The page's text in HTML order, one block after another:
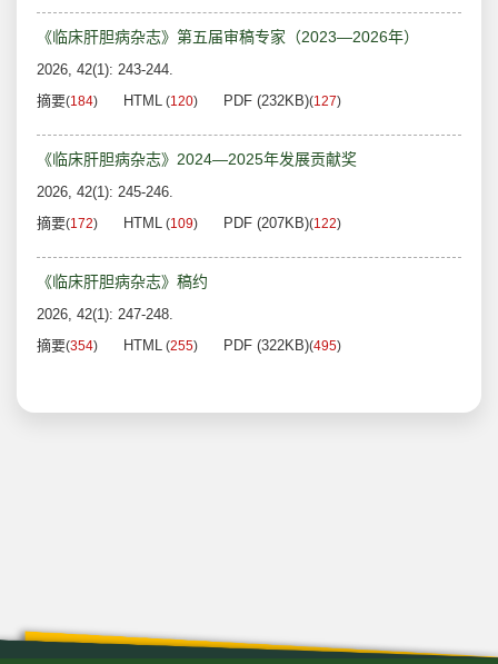
《临床肝胆病杂志》第五届审稿专家（2023—2026年）
2026, 42(1): 243-244.
摘要(184) HTML (120) PDF (232KB)(127)
《临床肝胆病杂志》2024—2025年发展贡献奖
2026, 42(1): 245-246.
摘要(172) HTML (109) PDF (207KB)(122)
《临床肝胆病杂志》稿约
2026, 42(1): 247-248.
摘要(354) HTML (255) PDF (322KB)(495)